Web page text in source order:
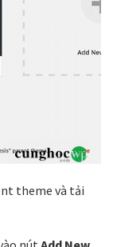
theme và tải